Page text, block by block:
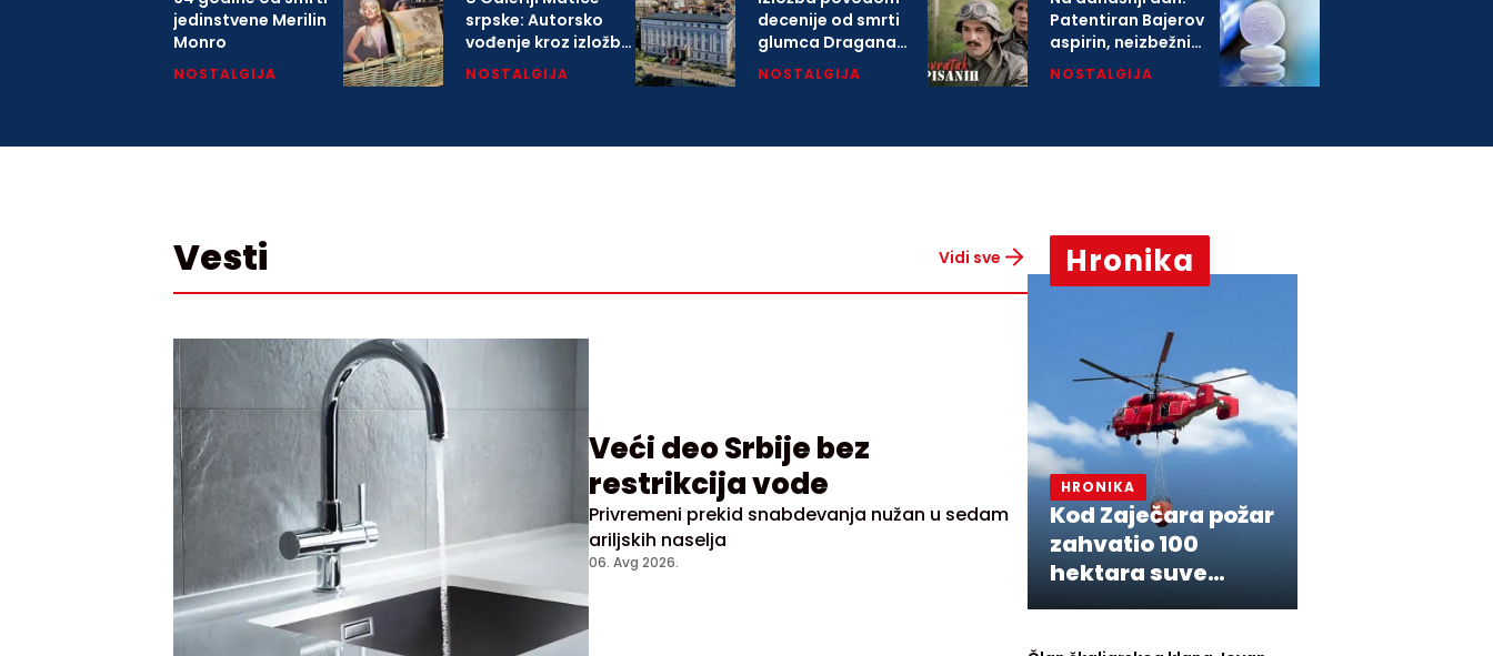
jedinstvene Merilin
Monro
NOSTALGIJA
srpske: Autorsko
vođenje kroz izložbu
o Karlovačkoj
NOSTALGIJA
decenije od smrti
glumca Dragana
Nikolića
NOSTALGIJA
Patentiran Bajerov
aspirin, neizbežni
deo svih kućnih
NOSTALGIJA
Vesti Vidi sve
Veći deo Srbije bez
restrikcija vode
Privremeni prekid snabdevanja nužan u sedam
ariljskih naselja
06. Avg 2026.
Hronika
HRONIKA
Kod Zaječara požar
zahvatio 100
hektara suve
trave i niskog